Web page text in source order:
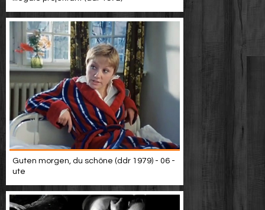
Guten morgen, du schöne (ddr 1979) - 06 -
ute